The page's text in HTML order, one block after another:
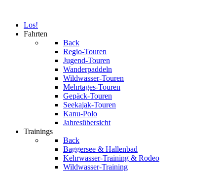
Los!
Fahrten
Back
Regio-Touren
Jugend-Touren
Wanderpaddeln
Wildwasser-Touren
Mehrtages-Touren
Gepäck-Touren
Seekajak-Touren
Kanu-Polo
Jahresübersicht
Trainings
Back
Baggersee & Hallenbad
Kehrwasser-Training & Rodeo
Wildwasser-Training